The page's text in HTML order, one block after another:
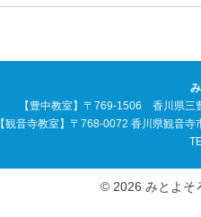
【豊中教室】〒769-1506 香川県
【観音寺教室】〒768-0072 香川県観音
© 2026 みとよそ